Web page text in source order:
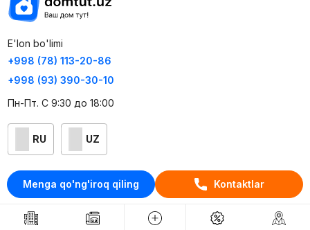
Menga qo'ng'iroq qiling Kontaktlar
E'lon bo'limi
+998 (78) 113-20-86
+998 (93) 390-30-10
Пн-Пт. С 9:30 до 18:00
RU UZ
Kontaktlar
loyiha haqida
Webnow © loyihasi